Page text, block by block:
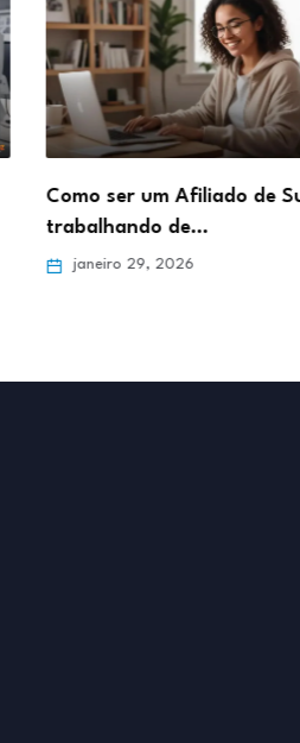
ser um Afiliado de Sucesso
de…
janeiro 29, 2026